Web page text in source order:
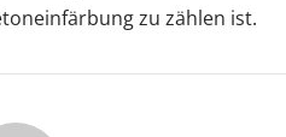
zu zählen ist.